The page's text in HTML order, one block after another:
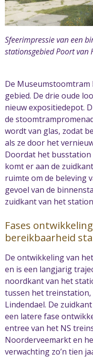
Sfeerimpressie van een
stationsgebied Poort van
De
gebied. De drie oude
nieuw expositiedepot.
de
wordt van glas, zodat
als ze door het
Doordat het
komt er aan de
ruimte om de beleving
gevoel van de
zuidkant van het
Fases
bereikbaarheid
De ontwikkeling van
en is een langjarig
noordkant van het
tussen het treinstation,
Lindendael. De
een latere fase
entree van het NS
Noorderveemarkt en
verwachting zo’n tien